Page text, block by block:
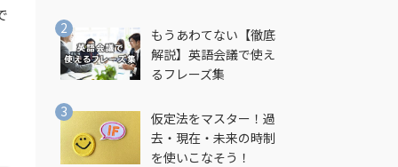
もうあわてない【徹底
解説】英語会議で使え
るフレーズ集
仮定法をマスター！過
去・現在・未来の時制
を使いこなそう！